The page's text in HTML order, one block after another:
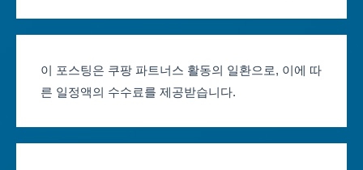
대전광역시
대구축제 일정
인천축제 일정
이 포스팅은 쿠팡 파트너스 활동의 일환으로, 이에 따
른 일정액의 수수료를 제공받습니다.